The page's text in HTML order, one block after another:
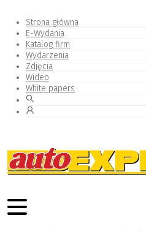
Strona główna
E-Wydania
Katalog firm
Wydarzenia
Zdjęcia
Wideo
White papers